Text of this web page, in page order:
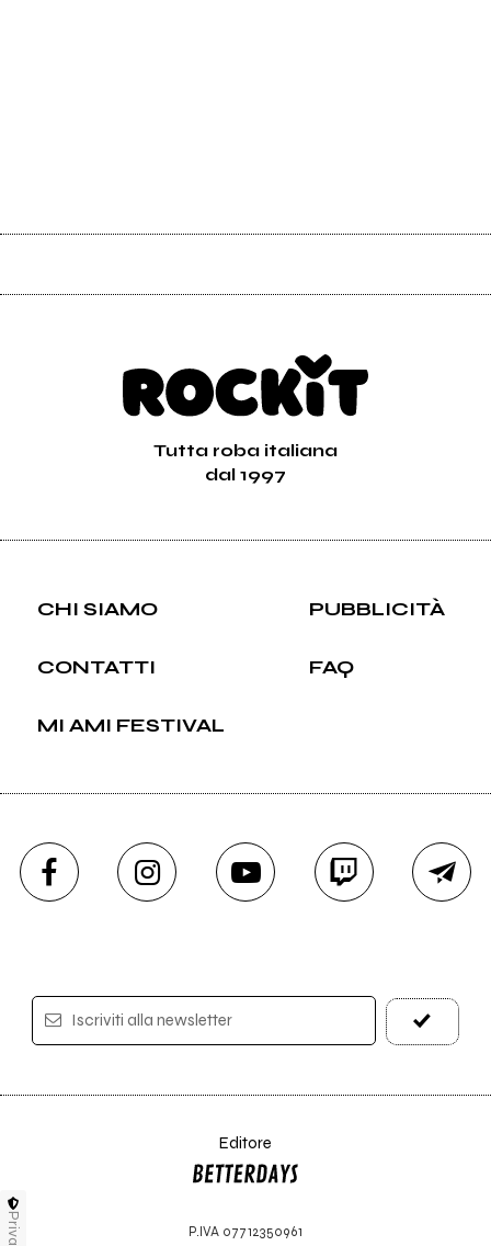
Tutta roba italiana
dal 1997
CHI SIAMO PUBBLICITÀ
CONTATTI FAQ
MI AMI FESTIVAL
Iscriviti alla newsletter
Editore
P.IVA 07712350961